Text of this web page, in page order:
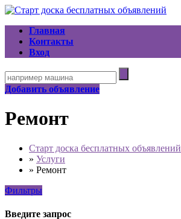
Главная
Контакты
Вход
Добавить объявление
Ремонт
Старт доска бесплатных объявлений
» Услуги
» Ремонт
Фильтры
Введите запрос